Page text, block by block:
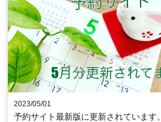
2023/05/01
予約サイト最新版に更新されています。